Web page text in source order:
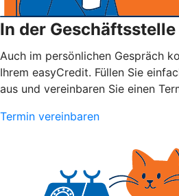
In der Geschäftsstelle
Auch im persönlichen Gespräch
Ihrem easyCredit. Füllen Sie
aus und vereinbaren Sie einen
Termin vereinbaren